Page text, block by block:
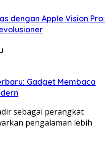
dengan Apple Vision Pro:
Gadget Membaca
sebagai perangkat
pengalaman lebih